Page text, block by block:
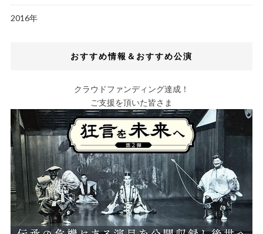
2016年
おすすめ情報＆おすすめ公演
クラウドファンディング達成！
ご支援を頂いた皆さま